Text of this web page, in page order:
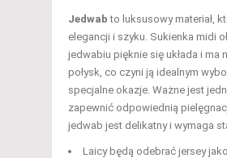
Jedwab to luksusowy materiał,
elegancji i szyku. Sukienka midi
jedwabiu pięknie się układa i ma
połysk, co czyni ją idealnym
specjalne okazje. Ważne jest
zapewnić odpowiednią
jedwab jest delikatny i wymaga
Laicy będą odebrać jersey